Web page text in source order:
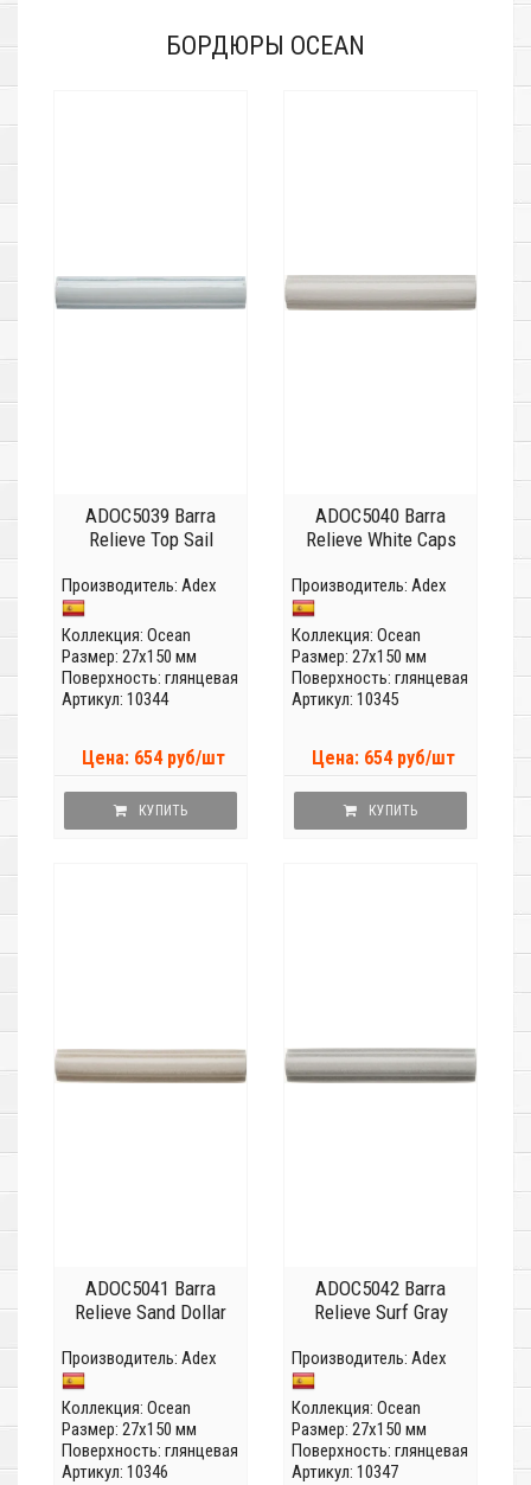
БОРДЮРЫ OCEAN
ADOC5039 Barra
Relieve Top Sail
Производитель: Adex
Коллекция: Ocean
Размер: 27x150 мм
Поверхность: глянцевая
Артикул: 10344
Цена: 654 руб/шт
КУПИТЬ
ADOC5040 Barra
Relieve White Caps
Производитель: Adex
Коллекция: Ocean
Размер: 27x150 мм
Поверхность: глянцевая
Артикул: 10345
Цена: 654 руб/шт
КУПИТЬ
ADOC5041 Barra
Relieve Sand Dollar
Производитель: Adex
Коллекция: Ocean
Размер: 27x150 мм
Поверхность: глянцевая
Артикул: 10346
ADOC5042 Barra
Relieve Surf Gray
Производитель: Adex
Коллекция: Ocean
Размер: 27x150 мм
Поверхность: глянцевая
Артикул: 10347